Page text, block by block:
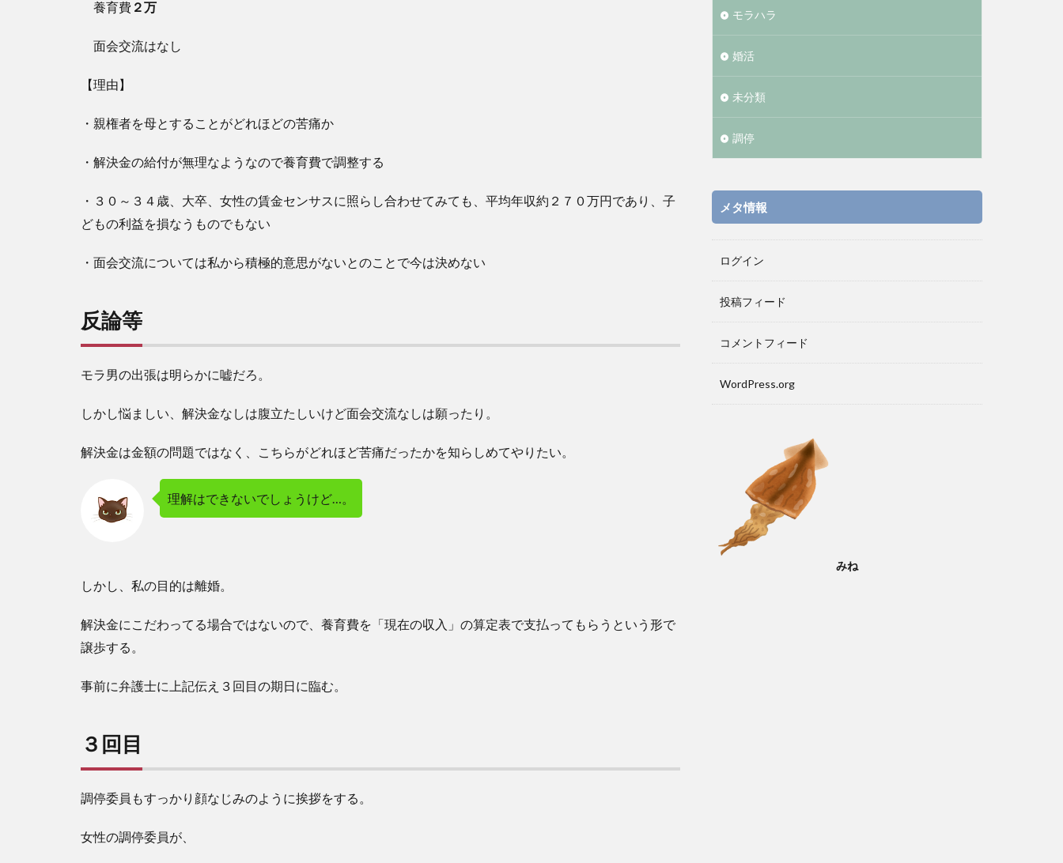
養育費 ２万
面会交流はなし
【理由】
・親権者を母とすることがどれほどの苦痛か
・解決金の給付が無理なようなので養育費で調整する
・３０～３４歳、大卒、女性の賃金センサスに照らし合わせてみても、平均年収約２７０万円であり、子
どもの利益を損なうものでもない
・面会交流については私から積極的意思がないとのことで今は決めない
反論等
モラ男の出張は明らかに嘘だろ。
しかし悩ましい、解決金なしは腹立たしいけど面会交流なしは願ったり。
解決金は金額の問題ではなく、こちらがどれほど苦痛だったかを知らしめてやりたい。
理解はできないでしょうけど…。
しかし、私の目的は離婚。
解決金にこだわってる場合ではないので、養育費を「現在の収入」の算定表で支払ってもらうという形で
譲歩する。
事前に弁護士に上記伝え３回目の期日に臨む。
３回目
調停委員もすっかり顔なじみのように挨拶をする。
女性の調停委員が、
モラハラ
婚活
未分類
調停
メタ情報
ログイン
投稿フィード
コメントフィード
WordPress.org
みね